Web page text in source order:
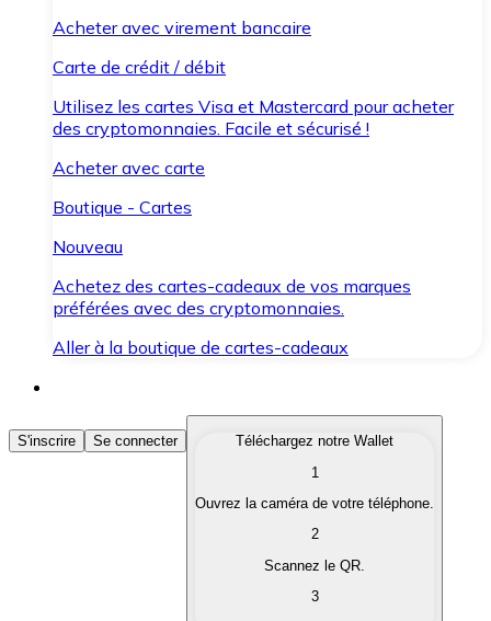
Acheter avec virement bancaire
Carte de crédit / débit
Utilisez les cartes Visa et Mastercard pour acheter
des cryptomonnaies. Facile et sécurisé !
Acheter avec carte
Boutique - Cartes
Nouveau
Achetez des cartes-cadeaux de vos marques
préférées avec des cryptomonnaies.
Aller à la boutique de cartes-cadeaux
Acheter des Cryptomonnaies
Achetez les cryptomonnaies qui vous intéressent
Convertissez vos cryptomonnaies en monnaie
S'inscrire Se connecter
Téléchargez notre Wallet
1
Ouvrez la caméra de votre téléphone.
2
Scannez le QR.
3